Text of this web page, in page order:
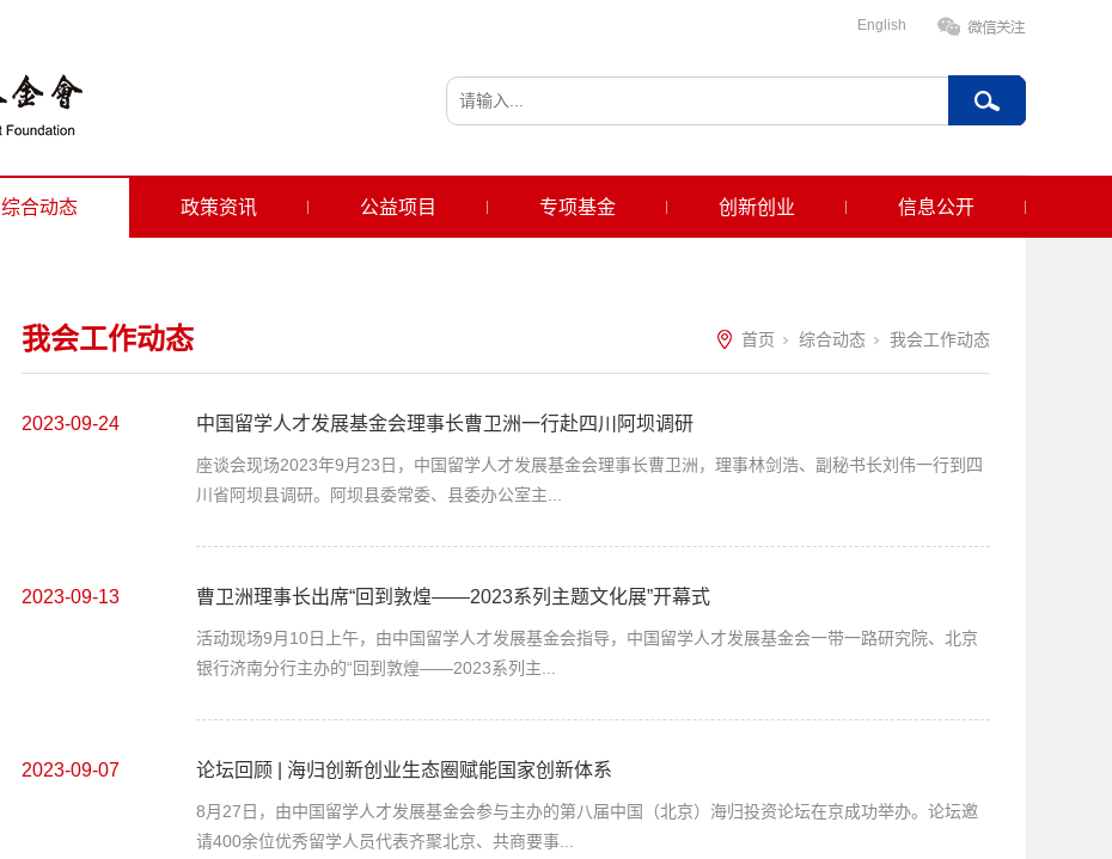
English
综合动态 政策资讯 公益项目 专项基金 创新创业 信息公开
我会工作动态 首页 综合动态 我会工作动态
2023-09-24 中国留学人才发展基金会理事长曹卫洲一行赴四川阿坝调研
座谈会现场2023年9月23日，中国留学人才发展基金会理事长曹卫洲，理事林剑浩、副秘书长刘伟一行到四
川省阿坝县调研。阿坝县委常委、县委办公室主...
2023-09-13 曹卫洲理事长出席“回到敦煌——2023系列主题文化展”开幕式
活动现场9月10日上午，由中国留学人才发展基金会指导，中国留学人才发展基金会一带一路研究院、北京
银行济南分行主办的“回到敦煌——2023系列主...
2023-09-07 论坛回顾 | 海归创新创业生态圈赋能国家创新体系
8月27日，由中国留学人才发展基金会参与主办的第八届中国（北京）海归投资论坛在京成功举办。论坛邀
请400余位优秀留学人员代表齐聚北京、共商要事...